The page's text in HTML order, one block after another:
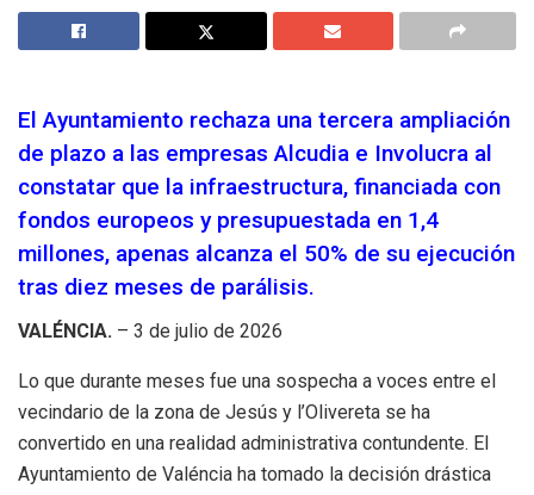
El Ayuntamiento rechaza una tercera ampliación
de plazo a las empresas Alcudia e Involucra al
constatar que la infraestructura, financiada con
fondos europeos y presupuestada en 1,4
millones, apenas alcanza el 50% de su ejecución
tras diez meses de parálisis.
VALÉNCIA. – 3 de julio de 2026
Lo que durante meses fue una sospecha a voces entre el
vecindario de la zona de Jesús y l’Olivereta se ha
convertido en una realidad administrativa contundente. El
Ayuntamiento de Valéncia ha tomado la decisión drástica